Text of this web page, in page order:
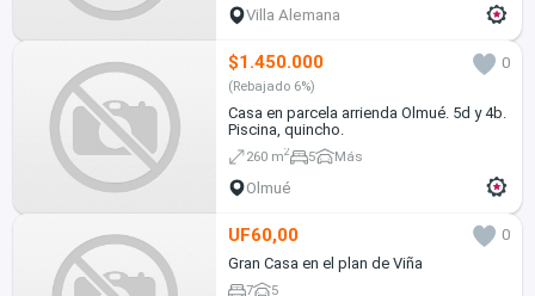
Villa Alemana
$1.450.000 0
(Rebajado 6%)
Casa en parcela arrienda Olmué. 5d y 4b.
Piscina, quincho.
260 m2 5 Más
Olmué
UF60,00
0
Gran Casa en el plan de Viña
7 5